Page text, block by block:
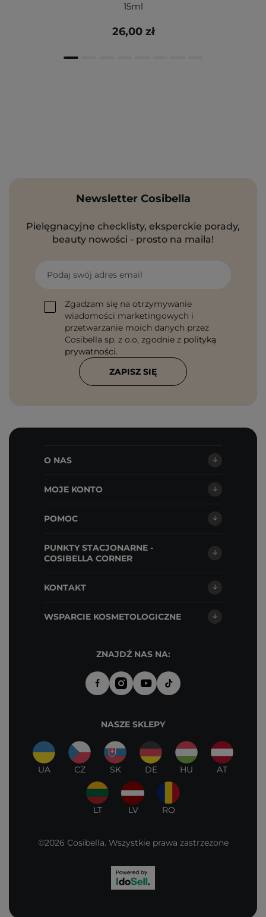
15ml
26,00 zł
Newsletter Cosibella
Pielęgnacyjne checklisty, eksperckie porady,
beauty nowości - prosto na maila!
Podaj swój adres email
Zgadzam się na otrzymywanie
wiadomości marketingowych i
przetwarzanie moich danych przez
Cosibella sp. z o.o, zgodnie z polityką
prywatności.
ZAPISZ SIĘ
O NAS
MOJE KONTO
POMOC
PUNKTY STACJONARNE -
COSIBELLA CORNER
KONTAKT
WSPARCIE KOSMETOLOGICZNE
ZNAJDŹ NAS NA:
NASZE SKLEPY
UA CZ SK DE HU AT
LT LV RO
©2026 Cosibella. Wszystkie prawa zastrzeżone